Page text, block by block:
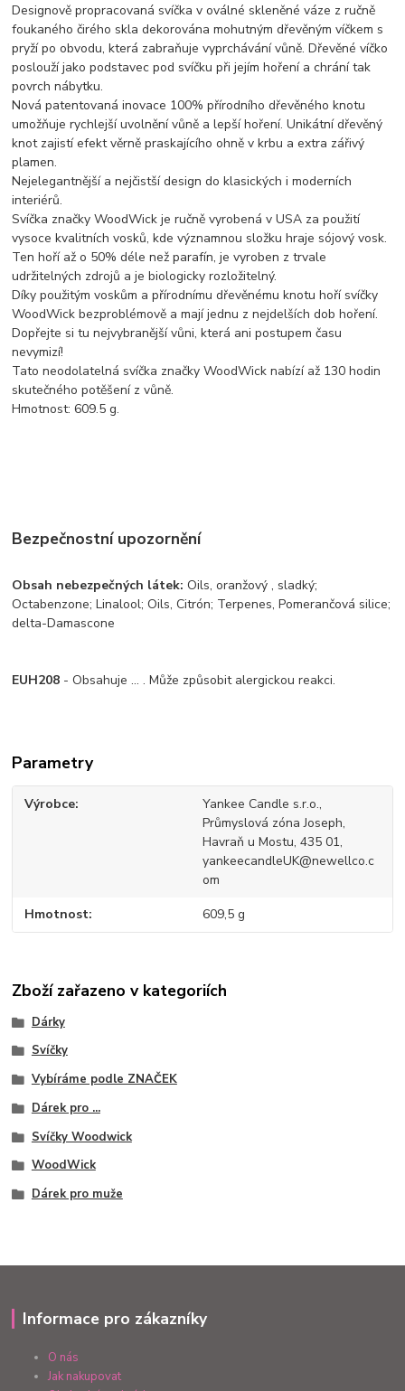
Designově propracovaná svíčka v oválné skleněné váze z ručně
foukaného čirého skla dekorována mohutným dřevěným víčkem s
pryží po obvodu, která zabraňuje vyprchávání vůně. Dřevěné víčko
poslouží jako podstavec pod svíčku při jejím hoření a chrání tak
povrch nábytku.
Nová patentovaná inovace 100% přírodního dřevěného knotu
umožňuje rychlejší uvolnění vůně a lepší hoření. Unikátní dřevěný
knot zajistí efekt věrně praskajícího ohně v krbu a extra zářivý
plamen.
Nejelegantnější a nejčistší design do klasických i moderních
interiérů.
Svíčka značky WoodWick je ručně vyrobená v USA za použití
vysoce kvalitních vosků, kde významnou složku hraje sójový vosk.
Ten hoří až o 50% déle než parafín, je vyroben z trvale
udržitelných zdrojů a je biologicky rozložitelný.
Díky použitým voskům a přírodnímu dřevěnému knotu hoří svíčky
WoodWick bezproblémově a mají jednu z nejdelších dob hoření.
Dopřejte si tu nejvybranější vůni, která ani postupem času
nevymizí!
Tato neodolatelná svíčka značky WoodWick nabízí až 130 hodin
skutečného potěšení z vůně.
Hmotnost: 609.5 g.
Bezpečnostní upozornění
Obsah nebezpečných látek: Oils, oranžový , sladký;
Octabenzone; Linalool; Oils, Citrón; Terpenes, Pomerančová silice;
delta-Damascone
EUH208 - Obsahuje ... . Může způsobit alergickou reakci.
Parametry
Výrobce
Yankee Candle s.r.o.,
Průmyslová zóna Joseph,
Havraň u Mostu, 435 01,
yankeecandleUK@newellco.c
om
Hmotnost 609,5 g
Zboží zařazeno v kategoriích
Dárky
Svíčky
Vybíráme podle ZNAČEK
Dárek pro ...
Svíčky Woodwick
WoodWick
Dárek pro muže
Informace pro zákazníky
O nás
Jak nakupovat